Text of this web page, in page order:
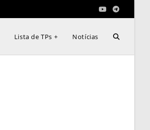
Lista de TPs + Notícias Alternar